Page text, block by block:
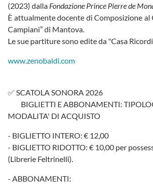
(2023) dalla Fondazione Prince Pierre de
È attualmente docente di Composizione al
Campiani” di Mantova.
Le sue partiture sono edite da "Casa
www.zenobaldi.com
✅ SCATOLA SONORA 2026
BIGLIETTI E ABBONAMENTI:
MODALITA' DI ACQUISTO
- BIGLIETTO INTERO: € 12,00
- BIGLIETTO RIDOTTO: € 10,00 per
(Librerie Feltrinelli).
- ABBONAMENTI: